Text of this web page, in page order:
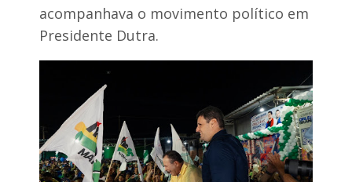
acompanhava o movimento político em
Presidente Dutra.